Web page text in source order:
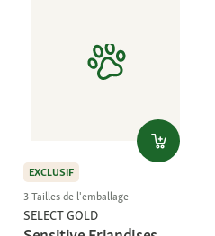
EXCLUSIF
3 Tailles de l'emballage
SELECT GOLD